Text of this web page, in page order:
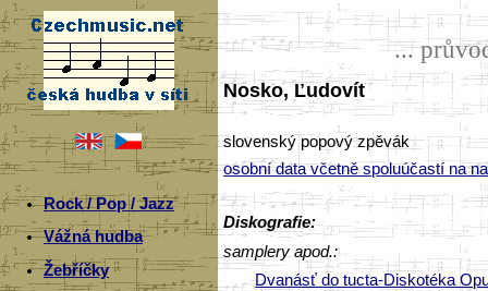
Rock / Pop / Jazz
Vážná hudba
Žebříčky
...
Nosko, Ľudovít
slovenský popový zpěvák
osobní data včetně spoluúčastí na
Diskografie:
samplery apod.:
Dvanásť do tucta-Diskotéka